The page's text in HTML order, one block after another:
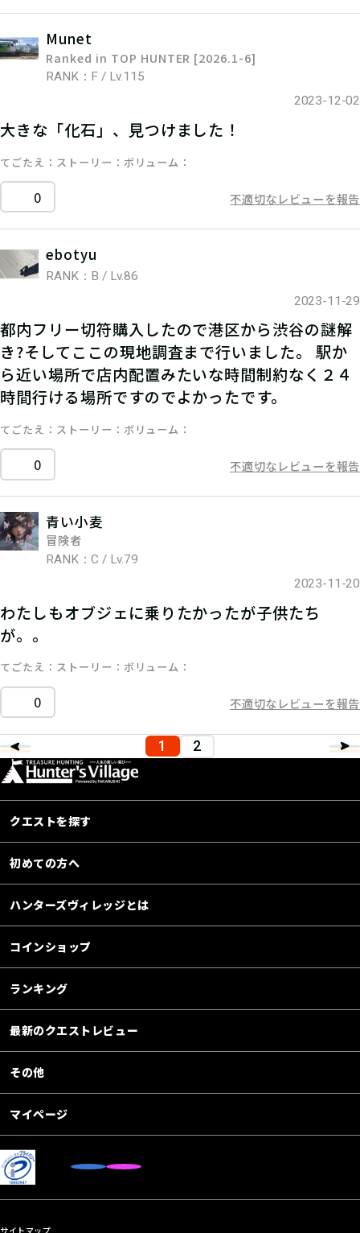
Munet
Ranked in TOP HUNTER [2026.1-6]
RANK：F / Lv.115
2023-12-02
大きな「化石」、見つけました！
てごたえ ストーリー ボリューム
0 不適切なレビューを報告
ebotyu
RANK：B / Lv.86
2023-11-29
都内フリー切符購入したので港区から渋谷の謎解
き?そしてここの現地調査まで行いました。 駅か
ら近い場所で店内配置みたいな時間制約なく２４
時間行ける場所ですのでよかったです。
てごたえ ストーリー ボリューム
0 不適切なレビューを報告
青い小麦
冒険者
RANK：C / Lv.79
2023-11-20
わたしもオブジェに乗りたかったが子供たち
が。。
てごたえ ストーリー ボリューム
0 不適切なレビューを報告
1 2
クエストを探す
初めての方へ
ハンターズヴィレッジとは
コインショップ
ランキング
最新のクエストレビュー
その他
マイページ
サイトマップ